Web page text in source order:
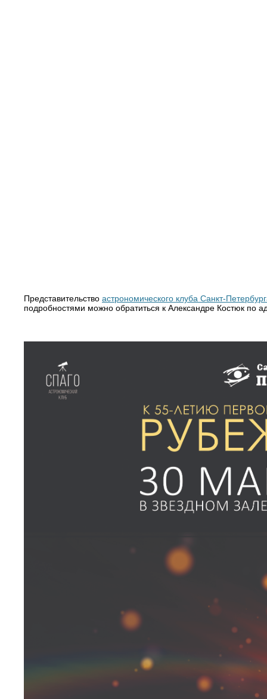
Представительство астрономического клуба Санкт-
подробностями можно обратиться к Александре Костюк по